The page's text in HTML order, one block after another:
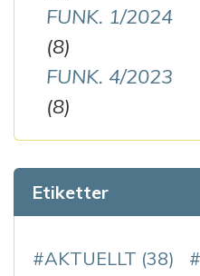
FUNK. 1/2024
(8)
FUNK. 4/2023
(8)
Etiketter
AKTUELLT (38)